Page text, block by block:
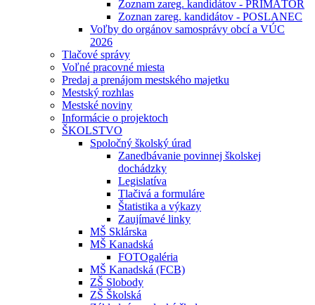
Zoznam zareg. kandidátov - PRIMÁTOR
Zoznan zareg. kandidátov - POSLANEC
Voľby do orgánov samosprávy obcí a VÚC
2026
Tlačové správy
Voľné pracovné miesta
Predaj a prenájom mestského majetku
Mestský rozhlas
Mestské noviny
Informácie o projektoch
ŠKOLSTVO
Spoločný školský úrad
Zanedbávanie povinnej školskej
dochádzky
Legislatíva
Tlačivá a formuláre
Štatistika a výkazy
Zaujímavé linky
MŠ Sklárska
MŠ Kanadská
FOTOgaléria
MŠ Kanadská (FCB)
ZŠ Slobody
ZŠ Školská